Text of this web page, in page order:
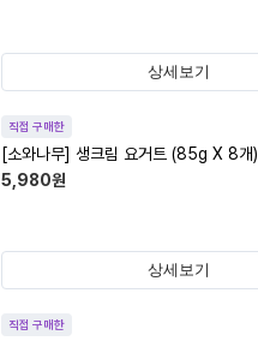
상세보기
직접 구매한
[소와나무] 생크림 요거트 (85g X 8개)
5,980원
상세보기
직접 구매한